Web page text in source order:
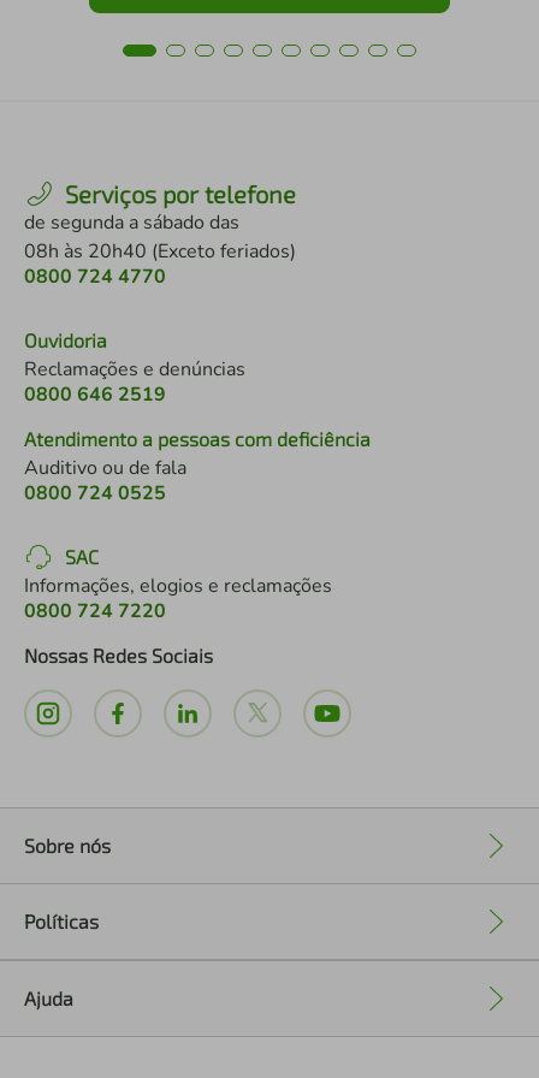
Serviços por telefone
de segunda a sábado das
08h às 20h40 (Exceto feriados)
0800 724 4770
Ouvidoria
Reclamações e denúncias
0800 646 2519
Atendimento a pessoas com deficiência
Auditivo ou de fala
0800 724 0525
SAC
Informações, elogios e reclamações
0800 724 7220
Nossas Redes Sociais
Sobre nós
Políticas
Ajuda